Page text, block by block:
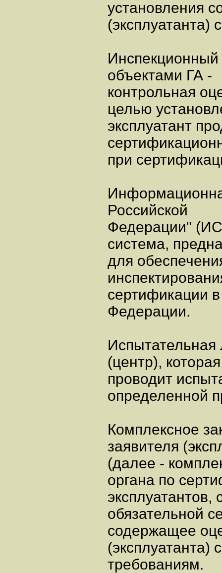
установления
объектами ГА -
контрольная
целью
эксплуатант
при
Российской
Федерации"
система,
для
сертификации
Федерации.
Испытательная
(центр), которая
проводит
определенной
Комплексное
заявителя
(далее -
органа по
эксплуатантов,
обязательной
содержащее
требованиям.